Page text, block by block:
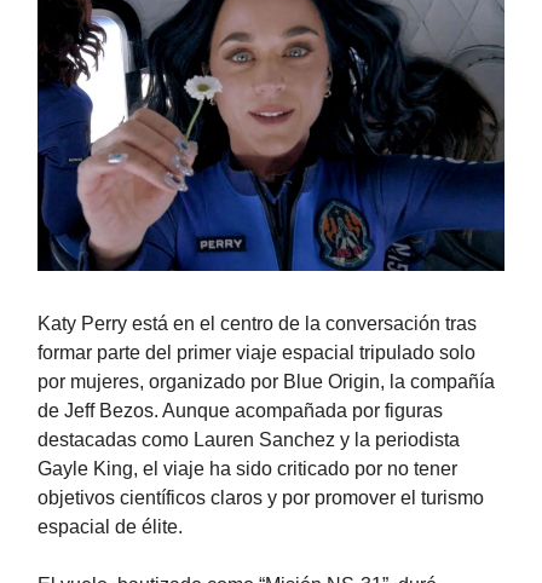
Katy Perry está en el centro de la conversación tras
formar parte del primer viaje espacial tripulado solo
por mujeres, organizado por Blue Origin, la compañía
de Jeff Bezos. Aunque acompañada por figuras
destacadas como Lauren Sanchez y la periodista
Gayle King, el viaje ha sido criticado por no tener
objetivos científicos claros y por promover el turismo
espacial de élite.